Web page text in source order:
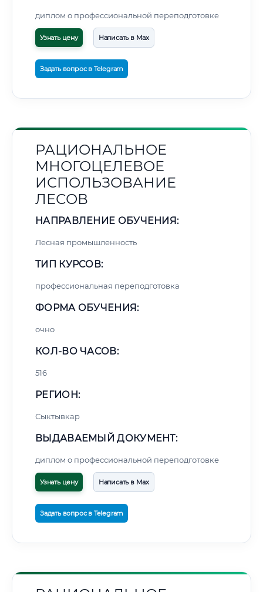
диплом о профессиональной переподготовке
Узнать цену Написать в Max
Задать вопрос в Telegram
РАЦИОНАЛЬНОЕ
МНОГОЦЕЛЕВОЕ
ИСПОЛЬЗОВАНИЕ
ЛЕСОВ
НАПРАВЛЕНИЕ ОБУЧЕНИЯ:
Лесная промышленность
ТИП КУРСОВ:
профессиональная переподготовка
ФОРМА ОБУЧЕНИЯ:
очно
КОЛ-ВО ЧАСОВ:
516
РЕГИОН:
Сыктывкар
ВЫДАВАЕМЫЙ ДОКУМЕНТ:
диплом о профессиональной переподготовке
Узнать цену Написать в Max
Задать вопрос в Telegram